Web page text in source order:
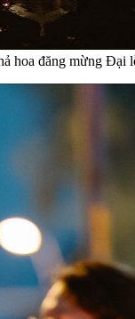
hoa đăng mừng Đại